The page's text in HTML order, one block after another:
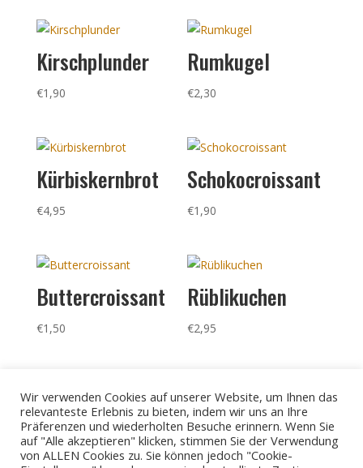
Kirschplunder
€1,90
Rumkugel
€2,30
Kürbiskernbrot
€4,95
Schokocroissant
€1,90
Buttercroissant
€1,50
Rüblikuchen
€2,95
Wir verwenden Cookies auf unserer Website, um Ihnen das
relevanteste Erlebnis zu bieten, indem wir uns an Ihre
Präferenzen und wiederholten Besuche erinnern. Wenn Sie
auf "Alle akzeptieren" klicken, stimmen Sie der Verwendung
von ALLEN Cookies zu. Sie können jedoch "Cookie-